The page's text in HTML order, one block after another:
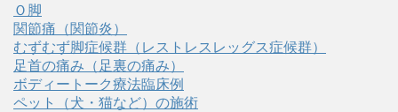
Ｏ脚
関節痛（関節炎）
むずむず脚症候群（レストレスレッグス症候群）
足首の痛み（足裏の痛み）
ボディートーク療法臨床例
ペット（犬・猫など）の施術